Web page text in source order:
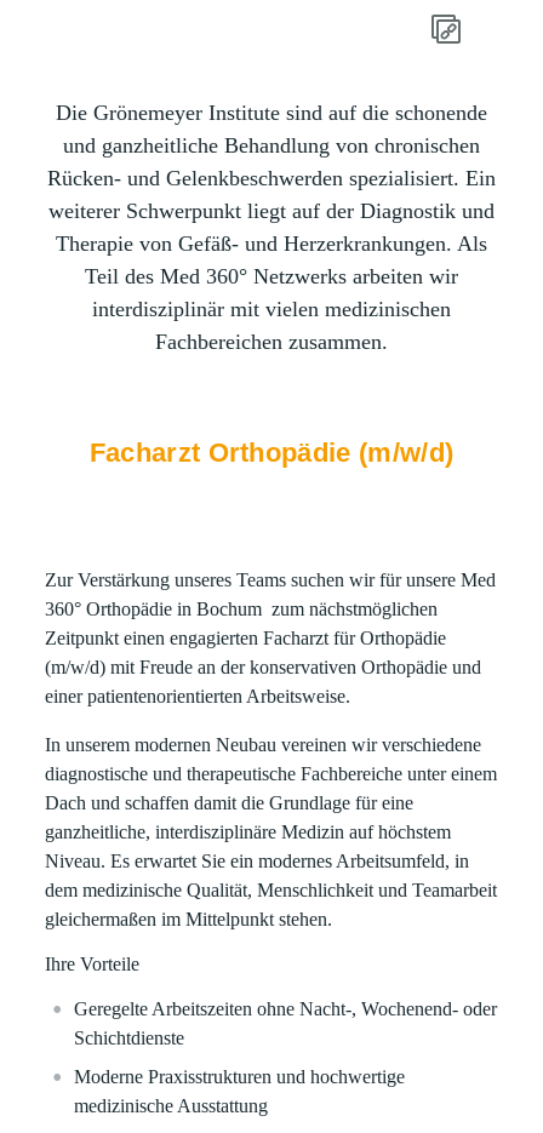
Die Grönemeyer Institute sind auf die schonende
und ganzheitliche Behandlung von chronischen
Rücken- und Gelenkbeschwerden spezialisiert. Ein
weiterer Schwerpunkt liegt auf der Diagnostik und
Therapie von Gefäß- und Herzerkrankungen. Als
Teil des Med 360° Netzwerks arbeiten wir
interdisziplinär mit vielen medizinischen
Fachbereichen zusammen.
Facharzt Orthopädie (m/w/d)
Zur Verstärkung unseres Teams suchen wir für unsereMed
360° Orthopädie in Bochum zum nächstmöglichen
Zeitpunkt einen engagierten Facharzt für Orthopädie
(m/w/d) mit Freude an der konservativen Orthopädie und
einer patientenorientierten Arbeitsweise.
In unserem modernen Neubau vereinen wir verschiedene
diagnostische und therapeutische Fachbereiche unter einem
Dach und schaffen damit die Grundlage für eine
ganzheitliche, interdisziplinäre Medizin auf höchstem
Niveau. Es erwartet Sie ein modernes Arbeitsumfeld, in
dem medizinische Qualität, Menschlichkeit und Teamarbeit
gleichermaßen im Mittelpunkt stehen.
Ihre Vorteile
Geregelte Arbeitszeiten ohne Nacht-, Wochenend- oder
Schichtdienste
Moderne Praxisstrukturen und hochwertige
medizinische Ausstattung